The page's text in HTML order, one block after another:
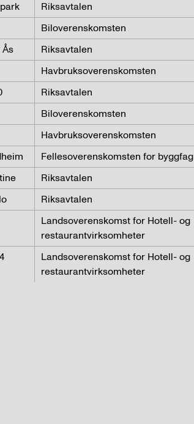
Riksavtalen
Biloverenskomsten
Riksavtalen
Havbruksoverenskomsten
Riksavtalen
Biloverenskomsten
Havbruksoverenskomsten
Fellesoverenskomsten for byggfag
Riksavtalen
Riksavtalen
Landsoverenskomst for Hotell- og
restaurantvirksomheter
Landsoverenskomst for Hotell- og
restaurantvirksomheter